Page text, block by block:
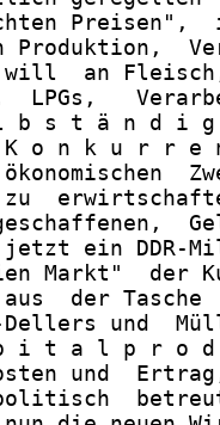
Preisen",
Produktion,
an
LPGs,
b s t ä n d i
o n k u r r e
ein DDR-
Markt"  der
der Tasche
und
i t a l p r o
und